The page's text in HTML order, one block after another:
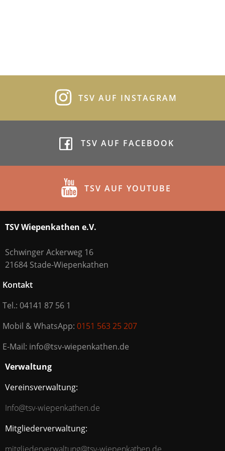
TSV AUF INSTAGRAM
TSV AUF FACEBOOK
TSV AUF YOUTUBE
TSV Wiepenkathen e.V.
Schwinger Ackerweg 16
21684 Stade-Wiepenkathen
Kontakt
Tel.: 04141 87 56 1
Mobil & WhatsApp: 0151 563 25 207
E-Mail: info@tsv-wiepenkathen.de
Verwaltung
Vereinsverwaltung:
Info@tsv-wiepenkathen.de
Mitgliederverwaltung: